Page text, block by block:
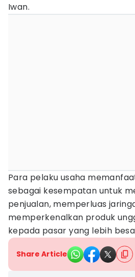
Iwan.
Para pelaku usaha
sebagai kesempatan untuk
penjualan, memperluas
memperkenalkan produk
kepada pasar yang lebih
Share Article